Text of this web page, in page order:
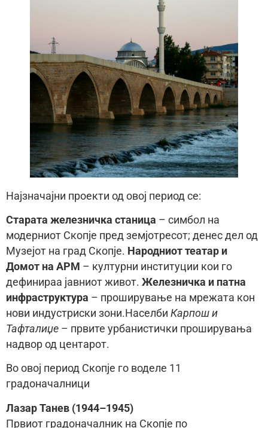
Најзначајни проекти од овој период се:
Старата железничка станица – симбол на
модерниот Скопје пред земјотресот; денес дел од
Музејот на град Скопје. Народниот театар и
Домот на АРМ – културни институции кои го
дефинираа јавниот живот. Железничка и патна
инфраструктура – проширување на мрежата кон
нови индустриски зони.Населби Карпош и
Тафталиџе – првите урбанистички проширувања
надвор од центарот.
Во овој период Скопје го воделе 11
градоначалници
Лазар Танев (1944–1945)
Првиот градоначалник на Скопје по